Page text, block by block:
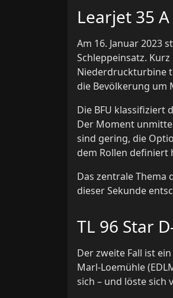
Learjet 35
Am 16. Januar 2023
Schleppeinsatz.
Niederdruckturbine
die Bevölkerung um
Die BFU klassifiziert
Der Moment
sind gering, die
dem Rollen definiert
Das zentrale Thema
dieser Sekunde
TL 96 Star
Der zweite Fall ist
Marl-Loemühle
sich – und löste sich